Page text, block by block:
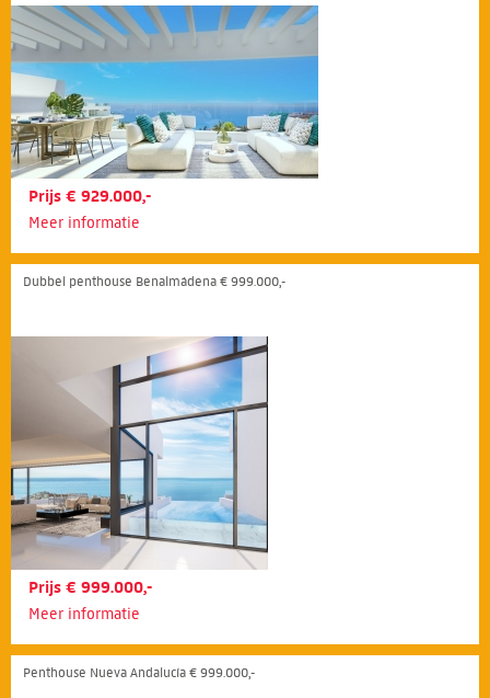
Prijs € 929.000,-
Meer informatie
Dubbel penthouse Benalmádena € 999.000,-
Prijs € 999.000,-
Meer informatie
Penthouse Nueva Andalucía € 999.000,-